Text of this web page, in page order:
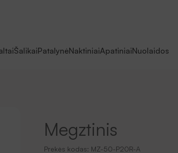
ŠalikaiPatalynėNaktiniaiApatiniaiNuolaidos
Megztinis
Prekės kodas: MZ-50-P20R-A